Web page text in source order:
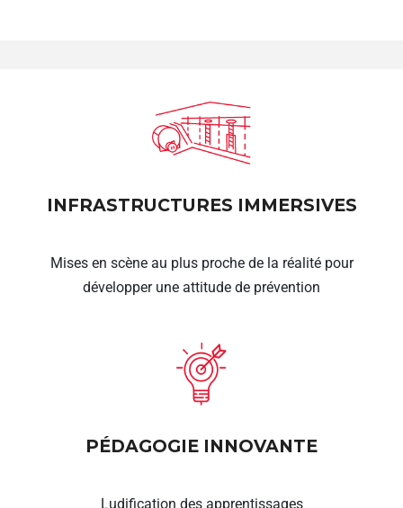
INFRASTRUCTURES IMMERSIVES
Mises en scène au plus proche de la réalité pour
développer une attitude de prévention
PÉDAGOGIE INNOVANTE
Ludification des apprentissages